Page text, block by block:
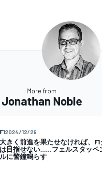
More from
Jonathan Noble
F12024/12/29
大きく前進を果たせなければ、
は目指せない……フェルスタッペ
ルに警鐘鳴らす